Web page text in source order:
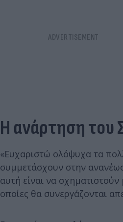
Η ανάρτηση του
«Ευχαριστώ ολόψυχα τα
συμμετάσχουν στην
αυτή είναι να
οποίες θα συνεργάζονται